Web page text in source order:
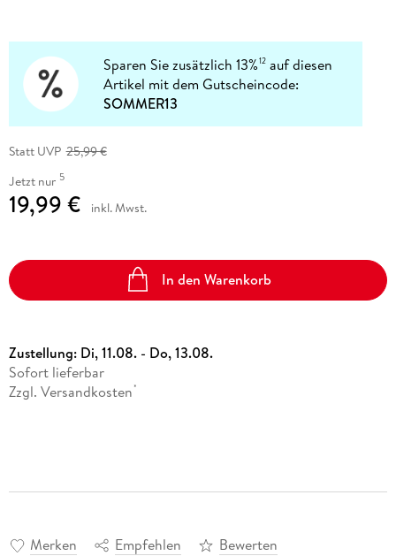
Sparen Sie zusätzlich 13%12 auf diesen
Artikel mit dem Gutscheincode:
SOMMER13
Statt UVP 25,99 €
Jetzt nur 5
19,99 € inkl. Mwst.
In den Warenkorb
Zustellung: Di, 11.08. - Do, 13.08.
Sofort lieferbar
Zzgl. Versandkosten *
Merken Empfehlen Bewerten